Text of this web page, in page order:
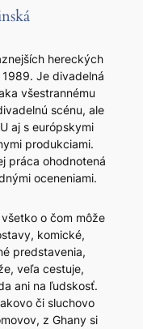
hereckých
Je divadelná
všestrannému
scénu, ale
aj s európskymi
produkciami.
práca ohodnotená
oceneniami.
o čom môže
komické,
predstavenia,
veľa cestuje,
ani na ľudskosť.
či sluchovo
z Ghany si